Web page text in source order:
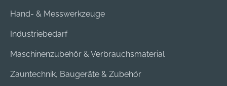
Hand- & Messwerkzeuge
Industriebedarf
Maschinenzubehör & Verbrauchsmaterial
Zauntechnik, Baugeräte & Zubehör